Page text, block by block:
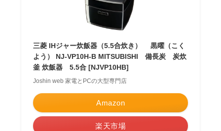
三菱 IHジャー炊飯器（5.5合炊き） 黒曜（こく
よう） NJ-VP10H-B MITSUBISHI 備長炭 炭炊
釜 炊飯器 5.5合 [NJVP10HB]
Joshin web 家電とPCの大型専門店
Amazon
楽天市場